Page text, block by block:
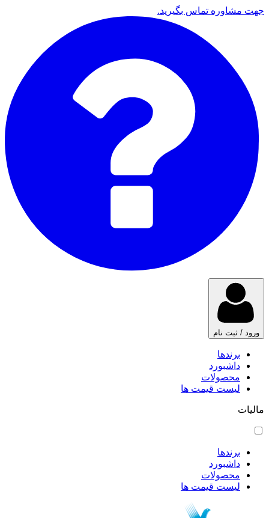
جهت مشاوره تماس بگیرید.
ورود / ثبت نام
برندها
داشبورد
محصولات
لیست قیمت ها
مالیات
برندها
داشبورد
محصولات
لیست قیمت ها